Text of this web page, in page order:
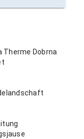
Therme Dobrna